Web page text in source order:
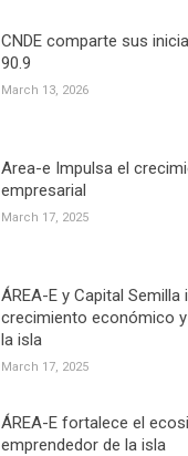
CNDE comparte sus
90.9
March 13, 2026
Area-e Impulsa el
empresarial
March 17, 2025
ÁREA-E y Capital Semilla
crecimiento económico
la isla
March 17, 2025
ÁREA-E fortalece el
emprendedor de la isla